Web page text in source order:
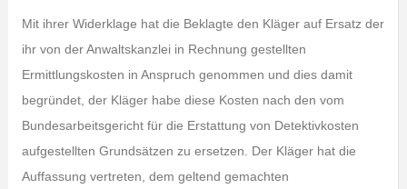
Mit ihrer Widerklage hat die Beklagte den Kläger auf Ersatz der
ihr von der Anwaltskanzlei in Rechnung gestellten
Ermittlungskosten in Anspruch genommen und dies damit
begründet, der Kläger habe diese Kosten nach den vom
Bundesarbeitsgericht für die Erstattung von Detektivkosten
aufgestellten Grundsätzen zu ersetzen. Der Kläger hat die
Auffassung vertreten, dem geltend gemachten